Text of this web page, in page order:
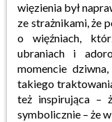
więzienia był
ze strażnikami, że
o więźniach,
ubraniach i
momencie
takiego
też inspirująca –
symbolicznie – że